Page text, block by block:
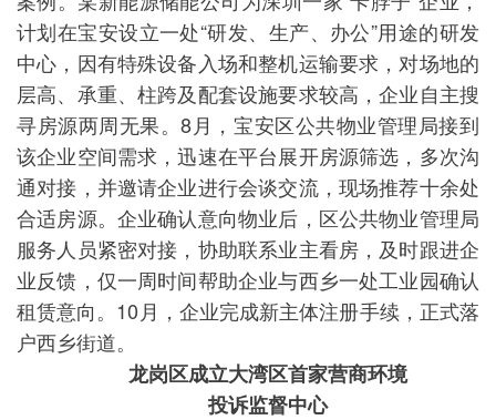
计划在宝安设立一处“研发、生产、办公”用途的研发
中心，因有特殊设备入场和整机运输要求，对场地的
层高、承重、柱跨及配套设施要求较高，企业自主搜
寻房源两周无果。8月，宝安区公共物业管理局接到
该企业空间需求，迅速在平台展开房源筛选，多次沟
通对接，并邀请企业进行会谈交流，现场推荐十余处
合适房源。企业确认意向物业后，区公共物业管理局
服务人员紧密对接，协助联系业主看房，及时跟进企
业反馈，仅一周时间帮助企业与西乡一处工业园确认
租赁意向。10月，企业完成新主体注册手续，正式落
户西乡街道。
龙岗区成立大湾区首家营商环境
投诉监督中心